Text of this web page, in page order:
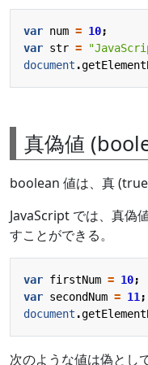
var num = 10;
var str =
document .
真偽値
boolean 値は、真
JavaScript では、真偽
すことができる。
var firstNum = 10;
var secondNum = 11 ;
document .
次のような値は偽とし